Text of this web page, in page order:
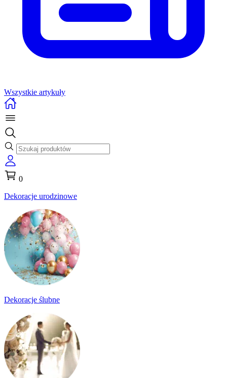
Wszystkie artykuły
0
Dekoracje urodzinowe
Dekoracje ślubne